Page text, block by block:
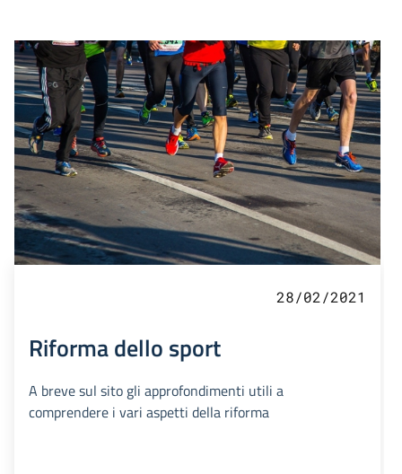
28/02/2021
Riforma dello sport
A breve sul sito gli approfondimenti utili a
comprendere i vari aspetti della riforma